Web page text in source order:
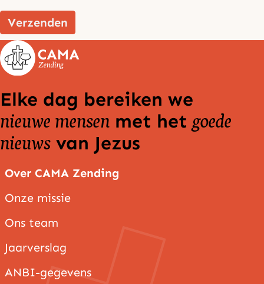
Verzenden
Elke dag bereiken we
nieuwe mensen met het goede
nieuws van Jezus
Over CAMA Zending
Onze missie
Ons team
Jaarverslag
ANBI-gegevens